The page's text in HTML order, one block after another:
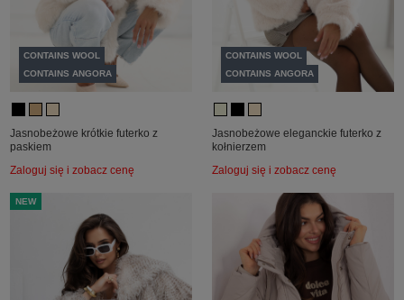
CONTAINS WOOL
CONTAINS ANGORA
Jasnobeżowe krótkie futerko z
paskiem
Zaloguj się i zobacz cenę
CONTAINS WOOL
CONTAINS ANGORA
Jasnobeżowe eleganckie futerko z
kołnierzem
Zaloguj się i zobacz cenę
NEW